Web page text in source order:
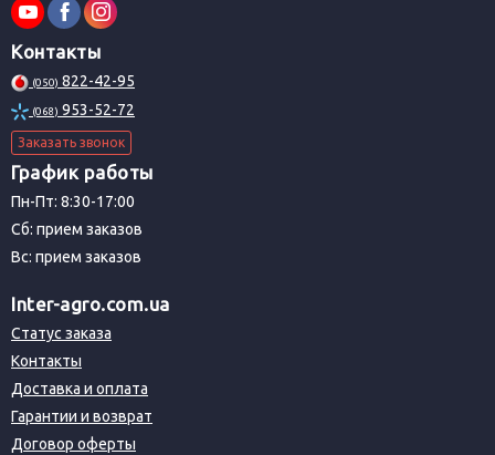
Контакты
(050) 822-42-95
(068) 953-52-72
Заказать звонок
График работы
Пн-Пт: 8:30-17:00
Сб: прием заказов
Вс: прием заказов
Inter-agro.com.ua
Статус заказа
Контакты
Доставка и оплата
Гарантии и возврат
Договор оферты